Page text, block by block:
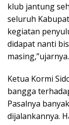
klub jantung
seluruh
kegiatan
didapat nanti
masing,”ujarnya.
Ketua Kormi
bangga
Pasalnya
dijalankannya.